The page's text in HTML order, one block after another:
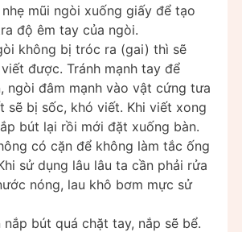
mũi ngòi xuống giấy để tạo
độ êm tay của ngòi.
không bị tróc ra (gai) thì sẽ
được. Tránh mạnh tay để
ngòi đâm mạnh vào vật cứng tưa
sẽ bị sốc, khó viết. Khi viết xong
bút lại rồi mới đặt xuống bàn.
có cặn để không làm tắc ống
sử dụng lâu lâu ta cần phải rửa
nóng, lau khô bơm mực sử
nắp bút quá chặt tay, nắp sẽ bể.